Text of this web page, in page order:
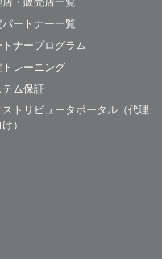
パートナー一覧
トナープログラム
トレーニング
テム保証
ストリビュータポータル（代理
）